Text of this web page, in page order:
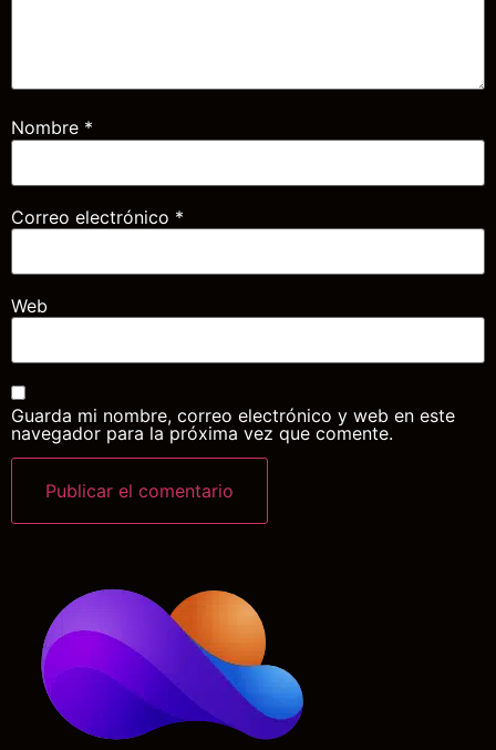
Nombre *
Correo electrónico *
Web
Guarda mi nombre, correo electrónico y web en este
navegador para la próxima vez que comente.